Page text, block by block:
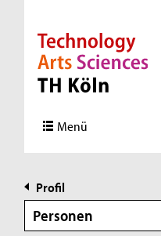
Direkt zur Hauptnavigation
Direkt zur Subnavigation
Direkt zum Inhalt
Direkt zum Fußbereich
Menü
Profil
Personen